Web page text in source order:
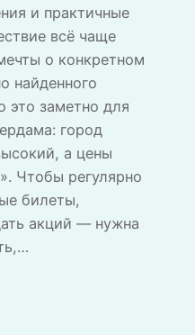
и практичные
всё чаще
о конкретном
найденного
это заметно для
город
а цены
Чтобы регулярно
билеты,
акций — нужна